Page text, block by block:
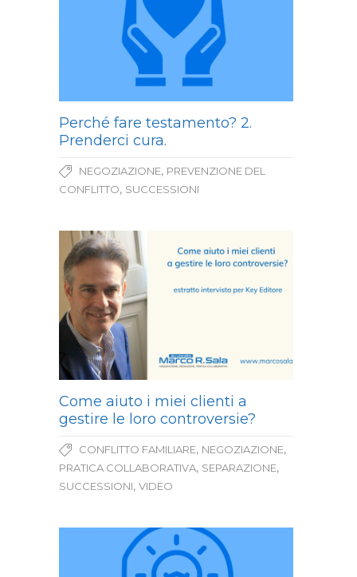
Perché fare testamento? 2.
Prenderci cura.
NEGOZIAZIONE, PREVENZIONE DEL
CONFLITTO, SUCCESSIONI
Come aiuto i miei clienti a
gestire le loro controversie?
CONFLITTO FAMILIARE, NEGOZIAZIONE,
PRATICA COLLABORATIVA, SEPARAZIONE,
SUCCESSIONI, VIDEO